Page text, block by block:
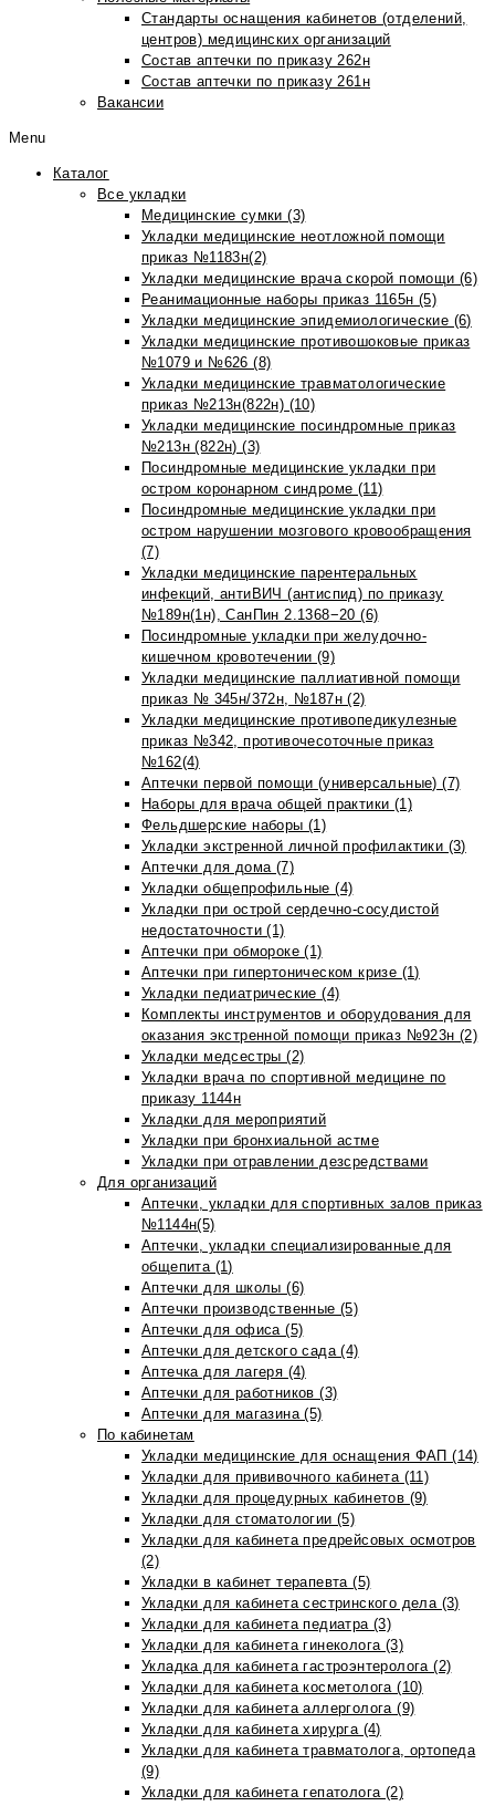
Стандарты оснащения кабинетов (отделений,
центров) медицинских организаций
Состав аптечки по приказу 262н
Состав аптечки по приказу 261н
Вакансии
Menu
Каталог
Все укладки
Медицинские сумки (3)
Укладки медицинские неотложной помощи
приказ №1183н(2)
Укладки медицинские врача скорой помощи (6)
Реанимационные наборы приказ 1165н (5)
Укладки медицинские эпидемиологические (6)
Укладки медицинские противошоковые приказ
№1079 и №626 (8)
Укладки медицинские травматологические
приказ №213н(822н) (10)
Укладки медицинские посиндромные приказ
№213н (822н) (3)
Посиндромные медицинские укладки при
остром коронарном синдроме (11)
Посиндромные медицинские укладки при
остром нарушении мозгового кровообращения
(7)
Укладки медицинские парентеральных
инфекций, антиВИЧ (антиспид) по приказу
№189н(1н), СанПин 2.1368−20 (6)
Посиндромные укладки при желудочно-
кишечном кровотечении (9)
Укладки медицинские паллиативной помощи
приказ № 345н/372н, №187н (2)
Укладки медицинские противопедикулезные
приказ №342, противочесоточные приказ
№162(4)
Аптечки первой помощи (универсальные) (7)
Наборы для врача общей практики (1)
Фельдшерские наборы (1)
Укладки экстренной личной профилактики (3)
Аптечки для дома (7)
Укладки общепрофильные (4)
Укладки при острой сердечно-сосудистой
недостаточности (1)
Аптечки при обмороке (1)
Аптечки при гипертоническом кризе (1)
Укладки педиатрические (4)
Комплекты инструментов и оборудования для
оказания экстренной помощи приказ №923н (2)
Укладки медсестры (2)
Укладки врача по спортивной медицине по
приказу 1144н
Укладки для мероприятий
Укладки при бронхиальной астме
Укладки при отравлении дезсредствами
Для организаций
Аптечки, укладки для спортивных залов приказ
№1144н(5)
Аптечки, укладки специализированные для
общепита (1)
Аптечки для школы (6)
Аптечки производственные (5)
Аптечки для офиса (5)
Аптечки для детского сада (4)
Аптечка для лагеря (4)
Аптечки для работников (3)
Аптечки для магазина (5)
По кабинетам
Укладки медицинские для оснащения ФАП (14)
Укладки для прививочного кабинета (11)
Укладки для процедурных кабинетов (9)
Укладки для стоматологии (5)
Укладки для кабинета предрейсовых осмотров
(2)
Укладки в кабинет терапевта (5)
Укладки для кабинета сестринского дела (3)
Укладки для кабинета педиатра (3)
Укладки для кабинета гинеколога (3)
Укладка для кабинета гастроэнтеролога (2)
Укладки для кабинета косметолога (10)
Укладки для кабинета аллерголога (9)
Укладки для кабинета хирурга (4)
Укладки для кабинета травматолога, ортопеда
(9)
Укладки для кабинета гепатолога (2)